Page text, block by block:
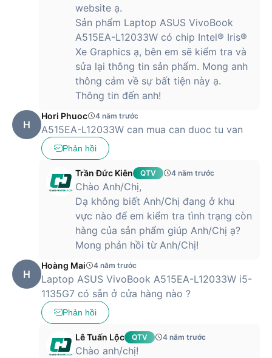
website ạ.
Sản phẩm Laptop ASUS VivoBook
A515EA-L12033W có chip Intel® Iris®
Xe Graphics ạ, bên em sẽ kiểm tra và
sửa lại thông tin sản phẩm. Mong anh
thông cảm về sự bất tiện này ạ.
Thông tin đến anh!
H
Hori Phuoc 4 năm trước
A515EA-L12033W can mua can duoc tu van
Phản hồi
Trần Đức Kiên QTV 4 năm trước
Chào Anh/Chị,
Dạ không biết Anh/Chị đang ở khu
vực nào để em kiểm tra tình trạng còn
hàng của sản phẩm giúp Anh/Chị ạ?
Mong phản hồi từ Anh/Chị!
H
Hoàng Mai 4 năm trước
Laptop ASUS VivoBook A515EA-L12033W i5-
1135G7 có sẵn ở cửa hàng nào ?
Phản hồi
Lê Tuấn Lộc QTV 4 năm trước
Chào anh/chị!